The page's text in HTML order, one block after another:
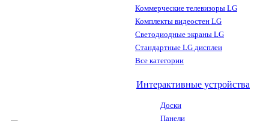
Коммерческие телевизоры LG
Комплекты видеостен LG
Светодиодные экраны LG
Стандартные LG дисплеи
Все категории
Интерактивные устройства
Доски
Панели